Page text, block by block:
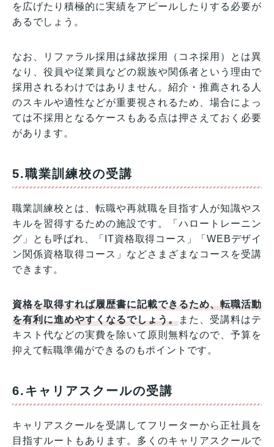
を広げたり積極的に実績をアピールしたりする必要が
あるでしょう。
なお、リファラル採用は縁故採用（コネ採用）とは異
なり、役員や従業員などの親族や関係者という理由で
採用されるわけではありません。紹介・推薦される人
のスキルや適性などが重要視されるため、場合によっ
ては不採用となるケースもある点は押さえておく必要
があります。
5.職業訓練校の受講
職業訓練校とは、転職や再就職を目指す人が知識やス
キルを習得するための施設です。「ハロートレーニン
グ」とも呼ばれ、「IT資格取得コース」「WEBデザイ
ン関係資格取得コース」などさまざまなコースを受講
できます。
資格を取得すれば履歴書に記載できるため、転職活動
を有利に進めやすくなるでしょう。また、受講料はテ
キスト代などの実費を除いて原則無料なので、予算を
抑えて転職準備ができるのもポイントです。
6.キャリアスクールの受講
キャリアスクールを受講してフリーターから正社員を
目指すルートもあります。多くのキャリアスクールで